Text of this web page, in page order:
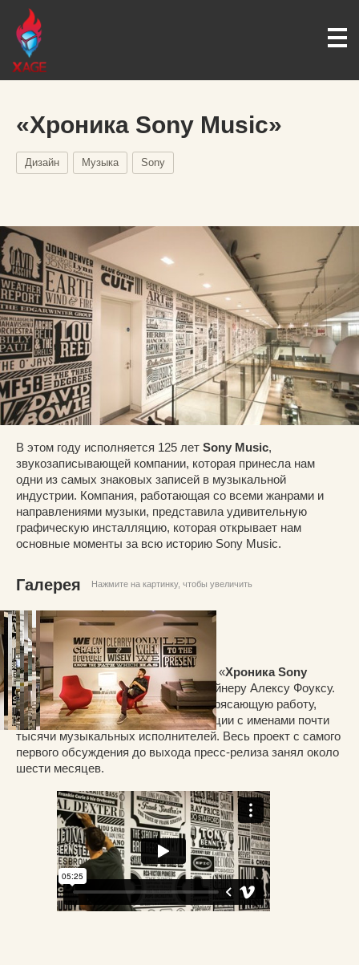
«Хроника Sony Music»
Дизайн Музыка Sony
В этом году исполняется 125 лет Sony Music,
звукозаписывающей компании, которая принесла нам
одни из самых знаковых записей в музыкальной
индустрии. Компания, работающая со всеми жанрами и
направлениями музыки, представила удивительную
графическую инсталляцию, которая открывает нам
основные моменты за всю историю Sony Music.
Галерея Нажмите на картинку, чтобы увеличить
Реализацию проекта под названием «Хроника Sony
Music» поручили британскому дизайнеру Алексу Фоуксу.
Алекс и его команда проделали потрясающую работу,
используя типографику и иллюстрации с именами почти
тысячи музыкальных исполнителей. Весь проект с самого
первого обсуждения до выхода пресс-релиза занял около
шести месяцев.